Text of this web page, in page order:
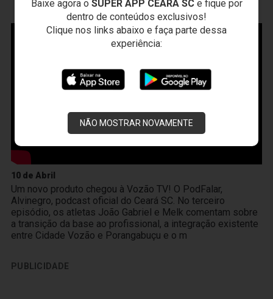
Baixe agora o SUPER APP CEARÁ SCe fique por
dentro de conteúdos exclusivos!
Clique nos links abaixo e faça parte dessa
experiência:
NÃO MOSTRAR NOVAMENTE
VOZÃO
10 de Abril
Um novo produto chegou à Vozão TV! O PodFalar,
Alvinegro, podcast oficial do Ceará SC. No terceiro
episódio, os atletas João Gabriel e Melk comentam sobre
a transição da base ao profissional, a integração existente
entre Cidade Vozão e Porangabuçu e o m
PUBLICIDADE